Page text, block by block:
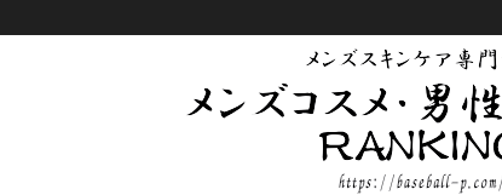
メンズコスメ・男性
メンズコスメ・男性化粧品に関するラ
載。最新おすすめメンズコスメから、
品を紹介します。